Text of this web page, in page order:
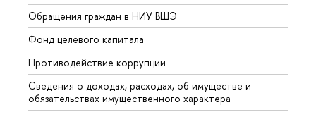
Обращения граждан в НИУ ВШЭ
Фонд целевого капитала
Противодействие коррупции
Сведения о доходах, расходах, об имуществе и
обязательствах имущественного характера